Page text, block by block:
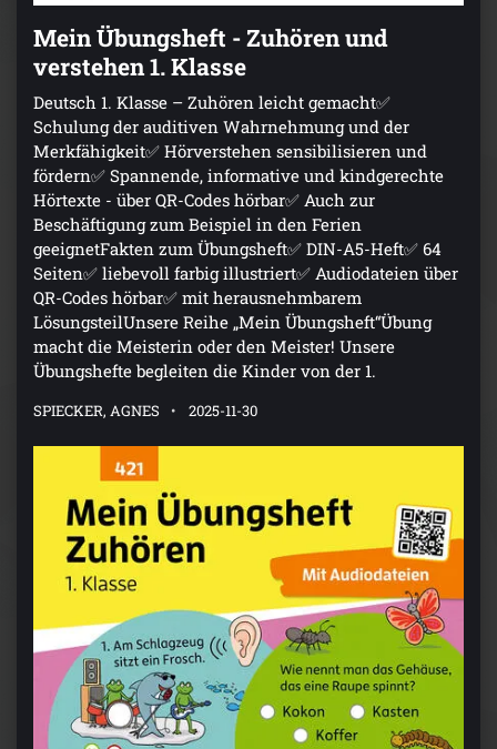
Mein Übungsheft - Zuhören und
verstehen 1. Klasse
Deutsch 1. Klasse – Zuhören leicht gemacht✅
Schulung der auditiven Wahrnehmung und der
Merkfähigkeit✅ Hörverstehen sensibilisieren und
fördern✅ Spannende, informative und kindgerechte
Hörtexte - über QR-Codes hörbar✅ Auch zur
Beschäftigung zum Beispiel in den Ferien
geeignetFakten zum Übungsheft✅ DIN-A5-Heft✅ 64
Seiten✅ liebevoll farbig illustriert✅ Audiodateien über
QR-Codes hörbar✅ mit herausnehmbarem
LösungsteilUnsere Reihe „Mein Übungsheft“Übung
macht die Meisterin oder den Meister! Unsere
Übungshefte begleiten die Kinder von der 1.
SPIECKER, AGNES 2025-11-30